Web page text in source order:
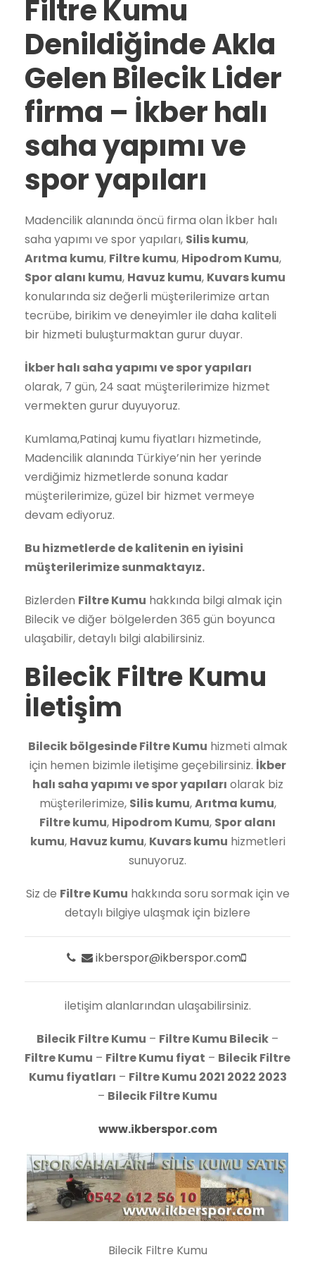
Filtre Kumu
Denildiğinde Akla
Gelen Bilecik Lider
firma –İkber halı
saha yapımı ve
spor yapıları
Madencilik alanında öncü firma olan İkber halı
saha yapımı ve spor yapıları,Silis kumu,
Arıtma kumu, Filtre kumu,Hipodrom Kumu
Spor alanı kumu, Havuz kumu, Kuvars kumu
konularında siz değerli müşterilerimize artan
bir hizmeti buluşturmaktan gurur duyar.
İkber halı saha yapımı ve spor yapıları
vermekten gurur duyuyoruz.
Kumlama,Patinaj kumu fiyatları hizmetinde,
Madencilik alanında Türkiye’nin her yerinde
verdiğimiz hizmetlerde sonuna kadar
devam ediyoruz.
müşterilerimize sunmaktayız.
BizlerdenFiltre Kumuhakkında bilgi almak için
ulaşabilir, detaylı bilgi alabilirsiniz.
Bilecik Filtre Kumu
İletişim
Bilecik bölgesinde Filtre Kumuhizmeti almak
için hemen bizimle iletişime geçebilirsiniz.İkber
halı saha yapımı ve spor yapılarıolarak biz
müşterilerimize,Silis kumu,Arıtma kumu,
Hipodrom Kumu
sunuyoruz.
Siz deFiltre Kumuhakkında soru sormak için ve
detaylı bilgiye ulaşmak için bizlere
ikberspor@ikberspor.com
iletişim alanlarından ulaşabilirsiniz.
Bilecik Filtre Kumu–Filtre Kumu Bilecik–
– Filtre Kumu fiyat–
–Bilecik Filtre Kumu
www.ikberspor.com